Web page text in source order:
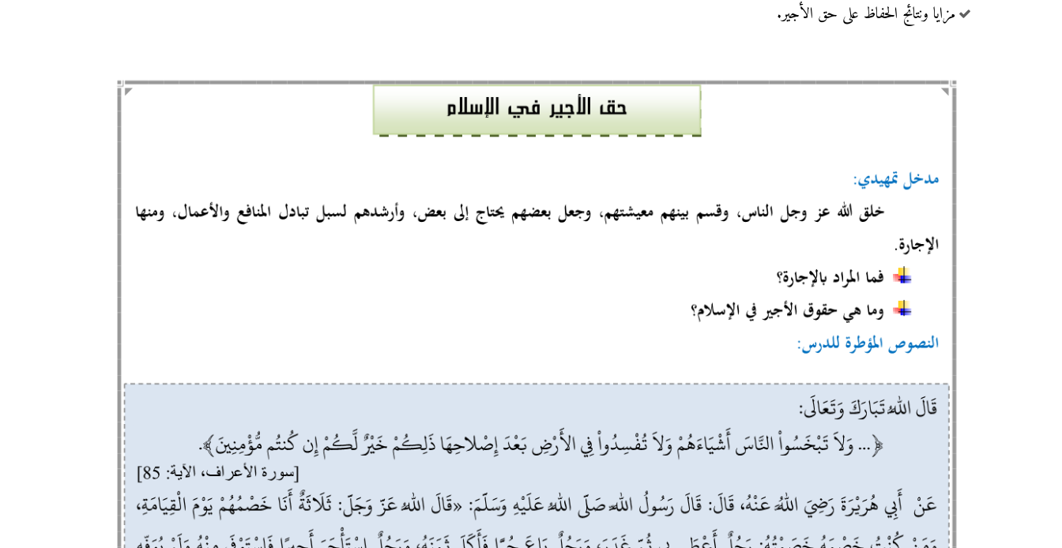
مزايا ونتائج الحفاظ على حق الأجير.